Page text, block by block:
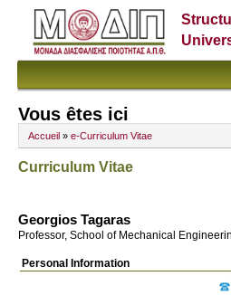
Vous êtes ici
Accueil » e-Curriculum Vitae
Curriculum Vitae
Georgios Tagaras
Professor, School of Mechanical
Personal Information